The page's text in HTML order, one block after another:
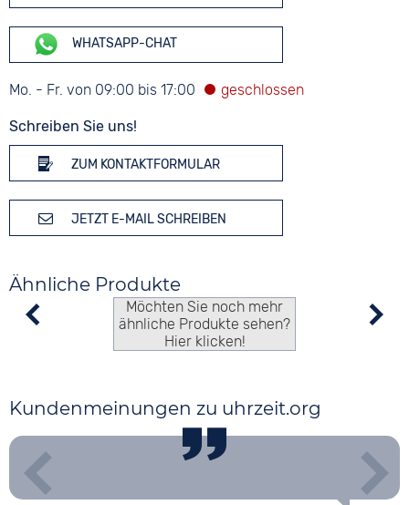
WHATSAPP-CHAT
Mo. - Fr. von 09:00 bis 17:00
Schreiben Sie uns!
ZUM KONTAKTFORMULAR
JETZT E-MAIL SCHREIBEN
Ähnliche Produkte
Möchten Sie noch mehr
ähnliche Produkte sehen?
Hier klicken!
Kundenmeinungen zu uhrzeit.org